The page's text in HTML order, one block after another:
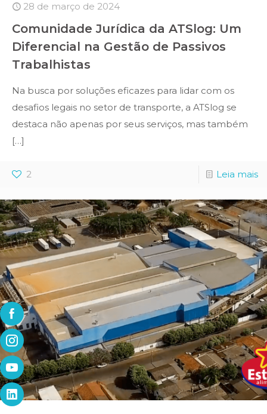
28 de março de 2024
Comunidade Jurídica da ATSlog: Um
Diferencial na Gestão de Passivos
Trabalhistas
Na busca por soluções eficazes para lidar com os
desafios legais no setor de transporte, a ATSlog se
destaca não apenas por seus serviços, mas também
[…]
2 Leia mais